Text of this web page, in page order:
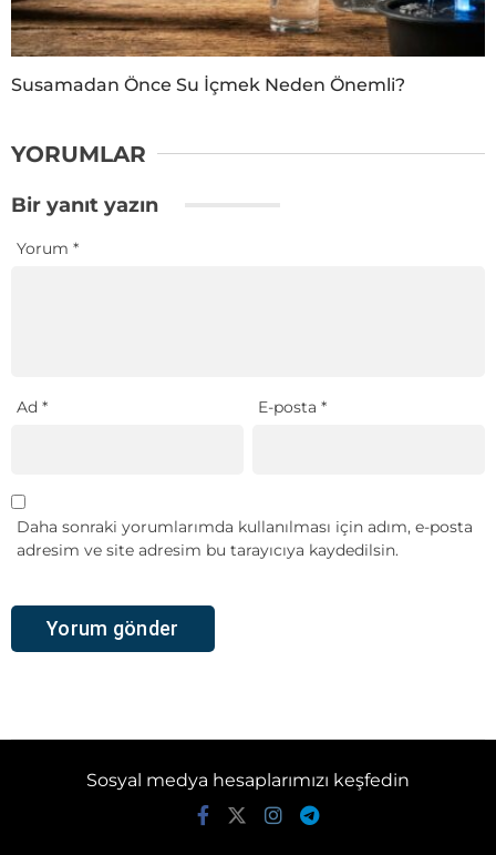
Susamadan Önce Su İçmek Neden Önemli?
YORUMLAR
Bir yanıt yazın
Yorum *
Ad * E-posta*
Daha sonraki yorumlarımda kullanılması için adım, e-posta
adresim ve site adresim bu tarayıcıya kaydedilsin.
Sosyal medya hesaplarımızı keşfedin